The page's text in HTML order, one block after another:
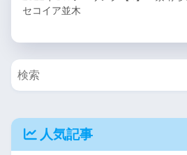
セコイア並木
人気記事